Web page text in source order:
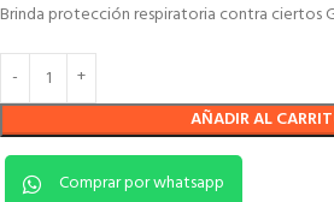
Brinda protección respiratoria contra ciertos
AÑADIR AL
Comprar por whatsapp